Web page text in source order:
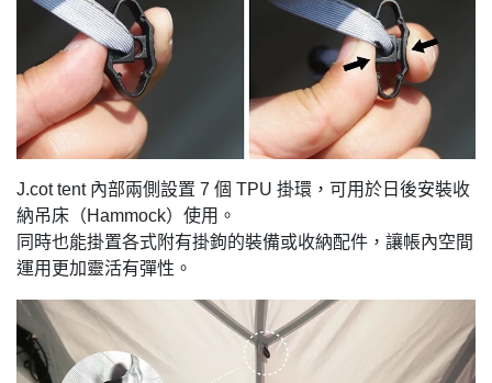
J.cot tent 內部兩側設置 7 個 TPU 掛環，可用於日後安裝收
納吊床（Hammock）使用。
同時也能掛置各式附有掛鉤的裝備或收納配件，讓帳內空間
運用更加靈活有彈性。